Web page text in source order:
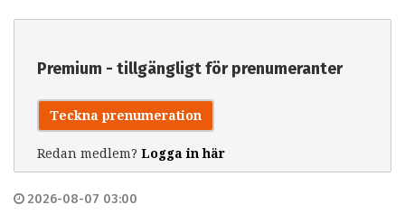
Premium - tillgängligt för prenumeranter
Teckna prenumeration
Redan medlem? Logga in här
2026-08-07 03:00